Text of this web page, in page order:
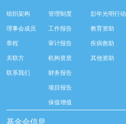
新起点上，基金会将始终坚守创立初
心，继续沿着余彭年先生的慈善足迹稳
步前行：一方面将持续巩固已有的品牌
公益项目优势，把帮扶资源更精准地向
索适配新时代公益环境的创新路径，联
动更多社会爱心力量，搭建更透明、更
阔的角落，用实际行动践行"取之于社
会、用之于社会"的公益承诺。未来，
余彭年慈善基金会将在新一届理事会的
带领下，以更饱满的热忱投身公益慈善
往日家中大大小小的农活，全都压在了
老伴一人肩上。此前季爷爷的左眼早已
彻底失明，卧床的日子里视野一片昏
暗，行动受限再加上双目近乎失明，老
人常常对往后的生活满心忧虑。得益于
去年项目开展的右眼手术，如今他的右
眼重获视力，平日里能够看清手机屏
幕，简单的日常起居也可以自己打理不
少。聊天的时候季爷爷语气满是庆
幸：“本来走路就不利索，要是双眼都
看不见，真的不敢设想往后的日子。现
仪式后余彭年慈善基金会一行实地探访
了项目实施的一线情况，详细了解了患
流程就诊环节。 探访结束后，我们一行
开始对参与项目的患者进行了随机的回
项目的患者进行了随机的回访。居住在
松山区三道井子村的王奶奶左眼一直视
检查治疗。村里的赵书记在走访过程中
来到涟源市渡头塘乡洪家村。72岁的曾
爷爷正在自家菜地里忙碌。他曾是村里
见，另一只眼睛的视力也越来越差。以
前，他看不清鱼塘的水位，也分不清菜
术后，眼睛亮堂多了！”老人笑着说。
现在，他能清楚地看到鱼塘里鱼儿游动
杂草。尽管手部有残疾，但他在田埂上
组织架构
理事会成员
章程
关联方
联系我们
管理制度
工作报告
审计报告
机构资质
财务报告
项目报告
保值增值
彭年光明行动
教育资助
疾病救助
其他资助
基金会信息